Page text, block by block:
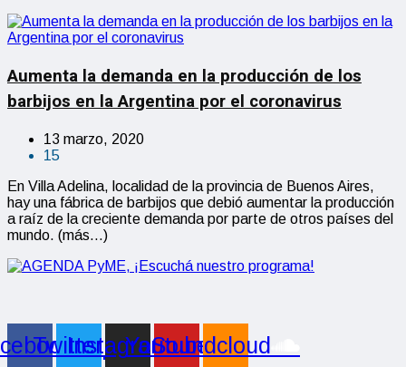
Aumenta la demanda en la producción de los
barbijos en la Argentina por el coronavirus
13 marzo, 2020
15
En Villa Adelina, localidad de la provincia de Buenos Aires,
hay una fábrica de barbijos que debió aumentar la producción
a raíz de la creciente demanda por parte de otros países del
mundo. (más…)
TwitterInstagram
Youtube
Soundcloud